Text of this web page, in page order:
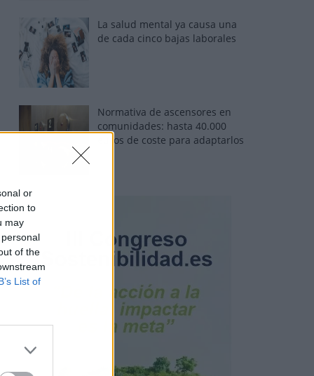
or
to
may
of the
List of
La salud mental ya causa una
de cada cinco bajas laborales
Normativa de ascensores en
comunidades: hasta 40.000
euros de coste para adaptarlos